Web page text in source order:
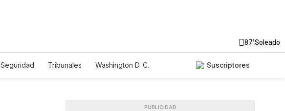
87°Soleado
Seguridad Tribunales
Washington D. C.
Suscriptores
PUBLICIDAD